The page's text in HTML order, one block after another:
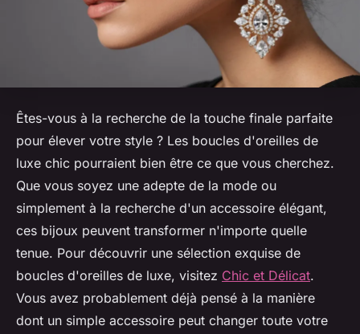
Êtes-vous à la recherche de la touche finale parfaite
pour élever votre style ? Les boucles d'oreilles de
luxe chic pourraient bien être ce que vous cherchez.
Que vous soyez une adepte de la mode ou
simplement à la recherche d'un accessoire élégant,
ces bijoux peuvent transformer n'importe quelle
tenue. Pour découvrir une sélection exquise de
boucles d'oreilles de luxe, visitez Chic et Délicat.
Vous avez probablement déjà pensé à la manière
dont un simple accessoire peut changer toute votre